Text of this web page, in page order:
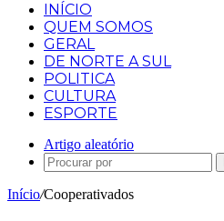
INÍCIO
QUEM SOMOS
GERAL
DE NORTE A SUL
POLITICA
CULTURA
ESPORTE
Artigo aleatório
Início/Cooperativados